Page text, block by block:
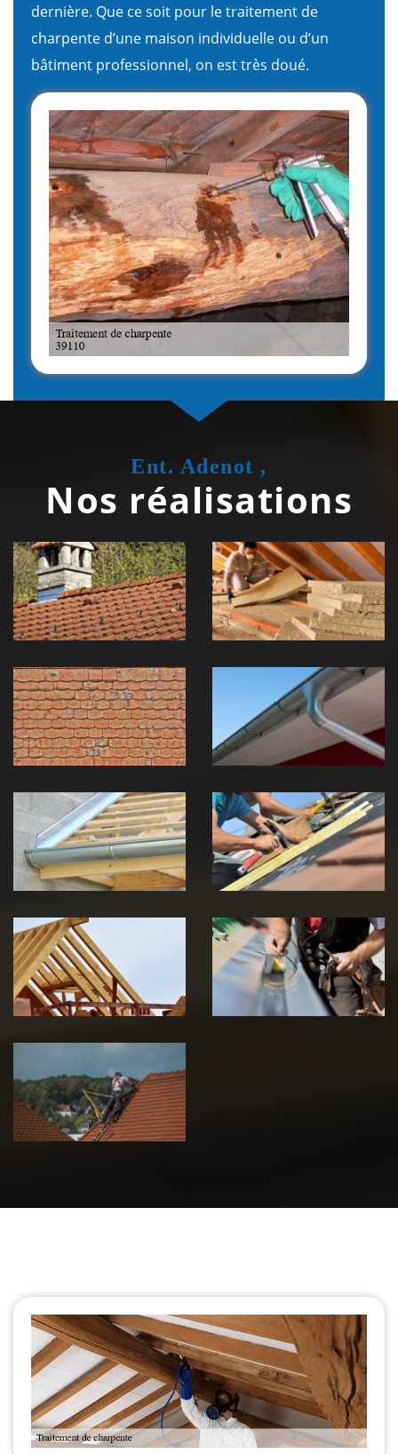
dernière. Que ce soit pour le traitement de
charpente d’une maison individuelle ou d’un
bâtiment professionnel, on est très doué.
Ent. Adenot ,
Nos réalisations
Couvreur
zingueur 39
Jura
Isolation de
toiture 39
Jura
démoussage de
toiture 39
Jura
pose de
gouttière 39
Jura
Pose de
Chéneau 39
Jura
Réparation de
toiture 39
Jura
Traitement de
charpente 39
Jura
Travaux de
zinguerie 39
Jura
Urgence fuite
de toiture 39
Jura